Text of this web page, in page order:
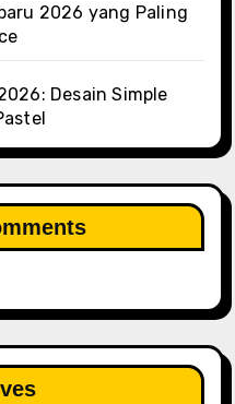
2026 yang Paling
Desain Simple